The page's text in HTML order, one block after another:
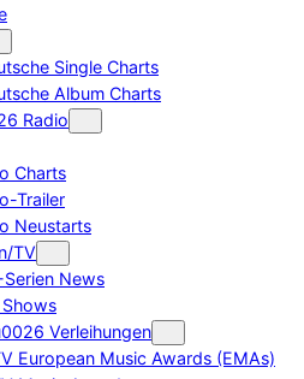
Single Charts
Album Charts
Radio
Charts
Trailer
Neustarts
TV
News
Verleihungen
European Music Awards (EMAs)